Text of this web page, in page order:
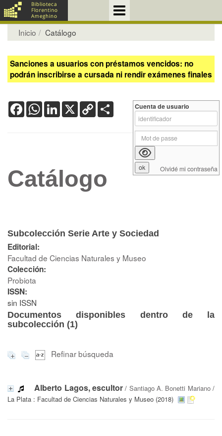
Inicio Catálogo
Sanciones a usuarios con préstamos vencidos: no
podrán inscribirse a cursada ni rendir exámenes finales
FacebookWhatsApp
LinkedIn
X Copy
Link
Catálogo
Subcolección Serie Arte y Sociedad
Editorial:
Facultad de Ciencias Naturales y Museo
Colección:
Probiota
ISSN:
sin ISSN
Documentos disponibles dentro de la
subcolección (1)
Refinar búsqueda
Alberto Lagos, escultor / Santiago A. Bonetti Mariano/
La Plata : Facultad de Ciencias Naturales y Museo (2018)
Cuenta de usuario
Olvidé mi contraseña